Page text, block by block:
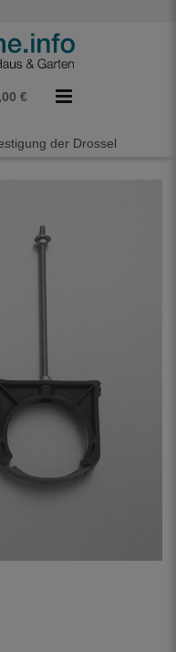
€
der Drossel